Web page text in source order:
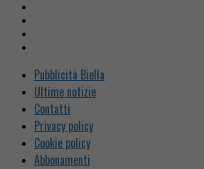
Pubblicità Biella
Ultime notizie
Contatti
Privacy policy
Cookie policy
Abbonamenti